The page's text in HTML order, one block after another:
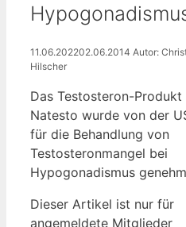
11.06.202202.06.2014 Autor:
Hilscher
Das Testosteron-Produkt
Natesto wurde von der
für die Behandlung von
Testosteronmangel bei
Hypogonadismus
Dieser Artikel ist nur für
angemeldete Mitglieder